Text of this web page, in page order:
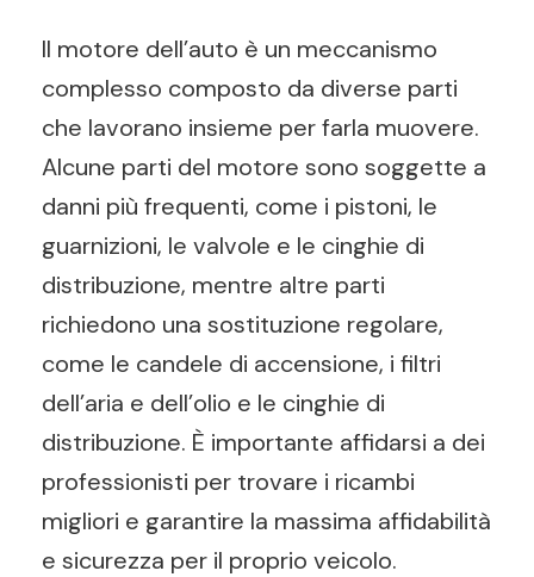
Il motore dell’auto è un meccanismo
complesso composto da diverse parti
che lavorano insieme per farla muovere.
Alcune parti del motore sono soggette a
danni più frequenti, come i pistoni, le
guarnizioni, le valvole e le cinghie di
distribuzione, mentre altre parti
richiedono una sostituzione regolare,
come le candele di accensione, i filtri
dell’aria e dell’olio e le cinghie di
distribuzione. È importante affidarsi a dei
professionisti per trovare i ricambi
migliori e garantire la massima affidabilità
e sicurezza per il proprio veicolo.